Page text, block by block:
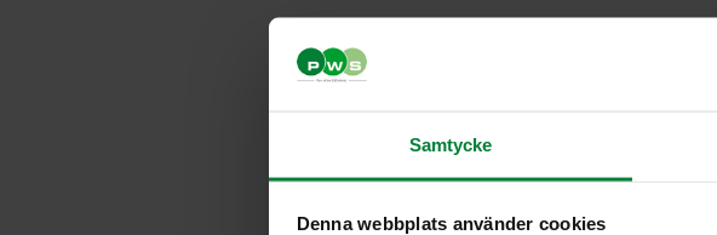
Samtycke
Denna webbplats använder cookies